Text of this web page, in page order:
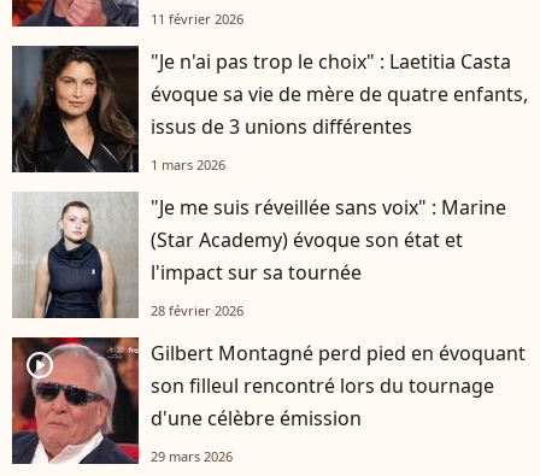
11 février 2026
"Je n'ai pas trop le choix" : Laetitia Casta
évoque sa vie de mère de quatre enfants,
issus de 3 unions différentes
1 mars 2026
"Je me suis réveillée sans voix" : Marine
(Star Academy) évoque son état et
l'impact sur sa tournée
28 février 2026
player2
Gilbert Montagné perd pied en évoquant
son filleul rencontré lors du tournage
d'une célèbre émission
29 mars 2026